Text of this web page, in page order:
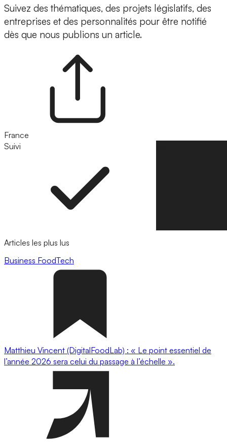
Suivez des thématiques, des projets législatifs, des
entreprises et des personnalités pour être notifié
dès que nous publions un article.
France
Suivi
Articles les plus lus
Business FoodTech
Matthieu Vincent (DigitalFoodLab) : « Le point essentiel de
l’année 2026 sera celui du passage à l’échelle ».